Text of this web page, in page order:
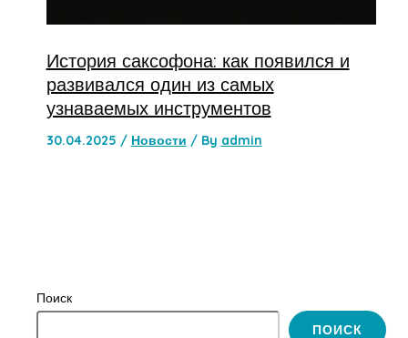
Поиск
ПОИСК
История саксофона: как появился и
развивался один из самых
узнаваемых инструментов
30.04.2025 / Новости / By admin